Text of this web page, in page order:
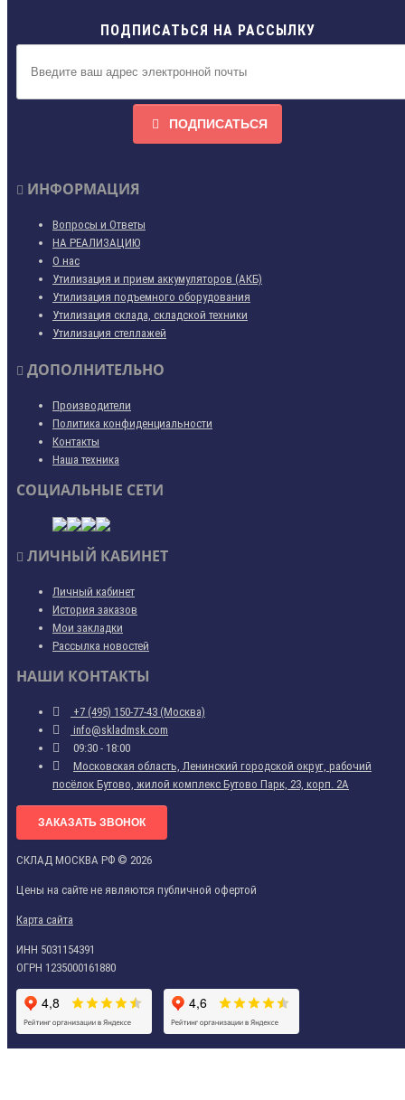
ПОДПИСАТЬСЯ НА РАССЫЛКУ
ПОДПИСАТЬСЯ
ИНФОРМАЦИЯ
Вопросы и Ответы
НА РЕАЛИЗАЦИЮ
О нас
Утилизация и прием аккумуляторов (АКБ)
Утилизация подъемного оборудования
Утилизация склада, складской техники
Утилизация стеллажей
ДОПОЛНИТЕЛЬНО
Производители
Политика конфиденциальности
Контакты
Наша техника
СОЦИАЛЬНЫЕ СЕТИ
ЛИЧНЫЙ КАБИНЕТ
Личный кабинет
История заказов
Мои закладки
Рассылка новостей
НАШИ КОНТАКТЫ
+7 (495) 150-77-43 (Москва)
info@skladmsk.com
09:30 - 18:00
Московская область, Ленинский городской округ, рабочий
посёлок Бутово, жилой комплекс Бутово Парк, 23, корп. 2А
ЗАКАЗАТЬ ЗВОНОК
СКЛАД МОСКВА РФ © 2026
Цены на сайте не являются публичной офертой
Карта сайта
ИНН 5031154391
ОГРН 1235000161880